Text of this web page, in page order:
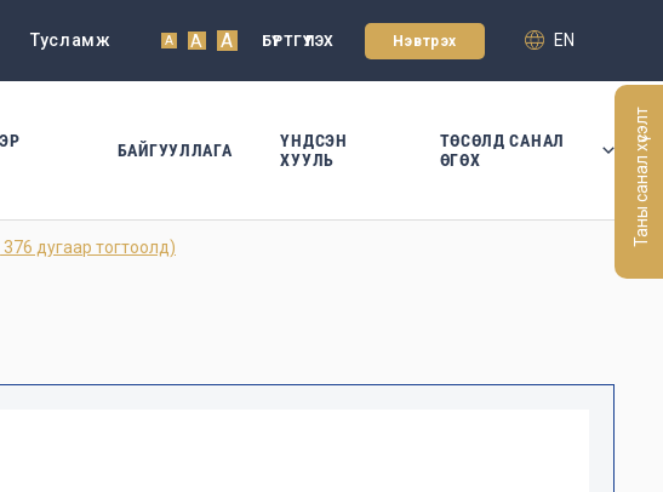
Тусламж A A A БҮРТГҮҮЛЭХ Нэвтрэх EN
БАЙГУУЛЛАГА
ҮНДСЭН
ХУУЛЬ
ТӨСӨЛД САНАЛ
ӨГӨХ
дугаар тогтоолд) Таны санал хүсэлт